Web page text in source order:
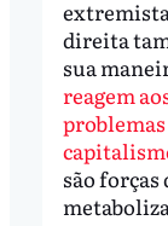
direita
sua
reagem
são forças